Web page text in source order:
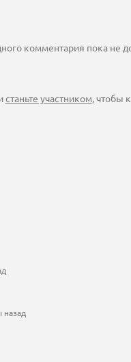
комментария пока не
станьте участником, чтобы
назад